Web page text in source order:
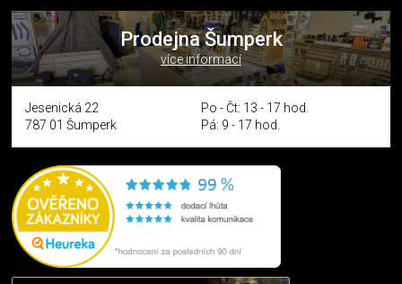
Prodejna Šumperk
více informací
Jesenická 22
787 01 Šumperk
Po - Čt: 13 - 17 hod.
Pá: 9 - 17 hod.